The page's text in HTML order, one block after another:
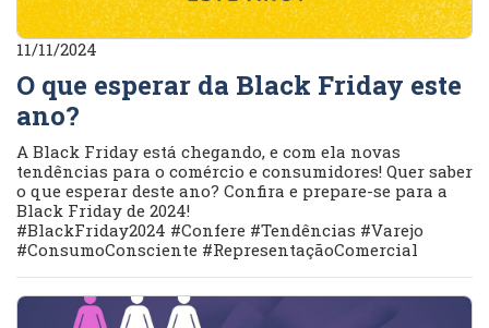
11/11/2024
O que esperar da Black Friday este
ano?
A Black Friday está chegando, e com ela novas
tendências para o comércio e consumidores! Quer saber
o que esperar deste ano? Confira e prepare-se para a
Black Friday de 2024!
#BlackFriday2024 #Confere #Tendências #Varejo
#ConsumoConsciente #RepresentaçãoComercial